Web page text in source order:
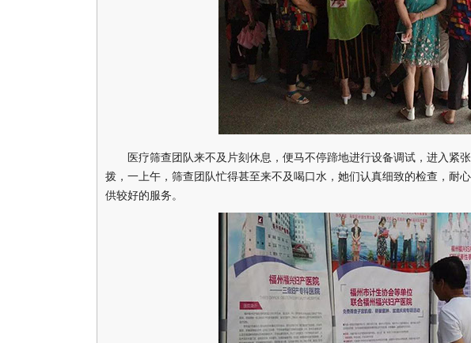
医疗筛查团队来不及片刻休息，便马不停蹄地进行设备调试，进入紧
拨，一上午，筛查团队忙得甚至来不及喝口水，她们认真细致的检查，耐
供较好的服务。